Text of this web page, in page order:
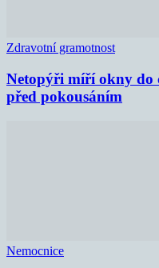
Zdravotní gramotnost
Netopýři míří okny do
před pokousáním
Nemocnice